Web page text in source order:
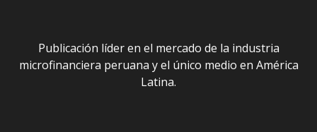
Publicación líder en el mercado de la industria
microfinanciera peruana y el único medio en América
Latina.